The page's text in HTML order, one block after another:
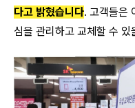
다고 밝혔습니다. 고객들은
심을 관리하고 교체할 수